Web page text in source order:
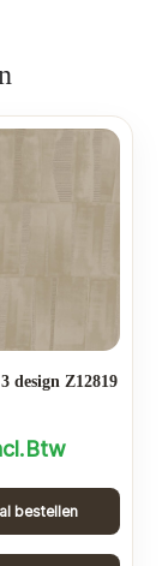
design Z12819
bestellen